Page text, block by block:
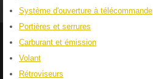
Système d'ouverture à télécommande
Portières et serrures
Carburant et émission
Volant
Rétroviseurs